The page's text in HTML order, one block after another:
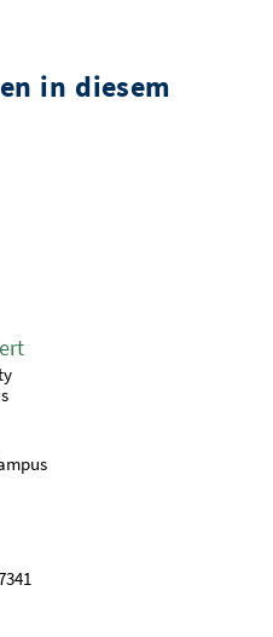
in diesem